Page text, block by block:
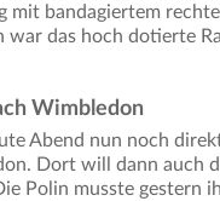
mit bandagiertem
war das hoch dotierte
Wimbledon
Abend nun noch
Dort will dann auch
Polin musste gestern